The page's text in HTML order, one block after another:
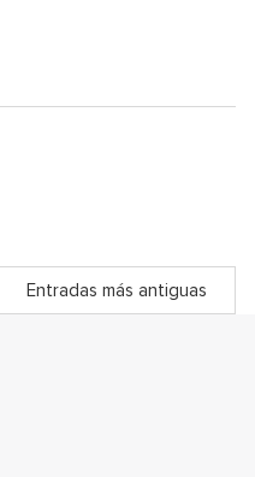
Entradas más antiguas